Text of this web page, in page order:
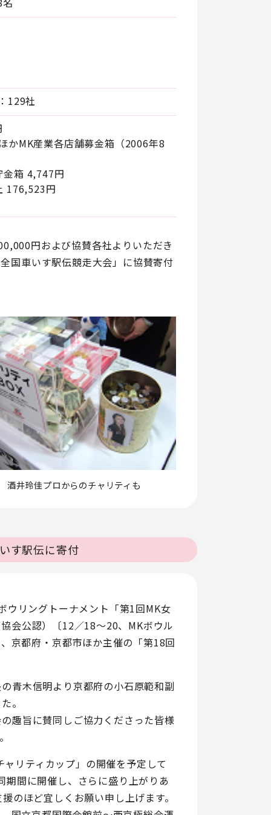
129社
かMK産業各店舗募金箱（2006年8
金箱 4,747円
176,523円
円および協賛各社よりいただき
国車いす駅伝競走大会」に協賛寄付
酒井玲佳プロからのチャリティも
す駅伝に寄付
ウリングトーナメント「第1回MK女
会公認）〔12／18～20、MKボウル
京都府・京都市ほか主催の「第18回
青木信明より京都府の小石原範和副
。
趣旨に賛同しご協力くださった皆様
リティカップ」の開催を予定して
期間に開催し、さらに盛り上がりあ
のほど宜しくお願い申し上げます。